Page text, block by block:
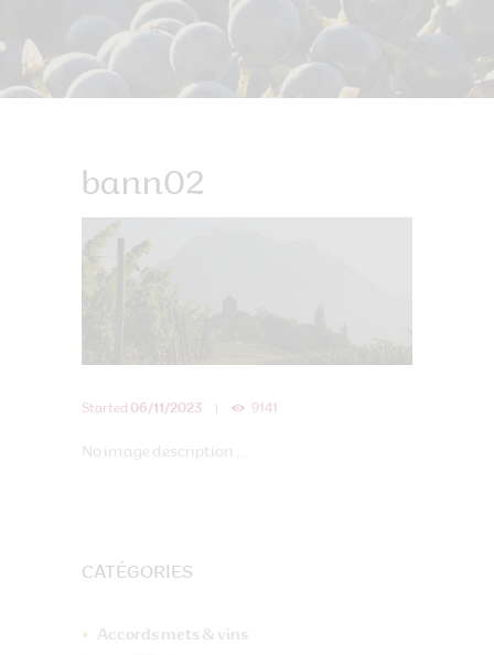
bann02
Started 06/11/2023 9141
No image description ...
CATÉGORIES
Accords mets & vins